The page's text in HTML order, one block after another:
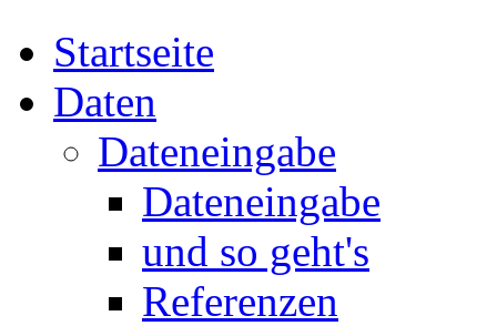
Startseite
Daten
Dateneingabe
Dateneingabe
und so geht's
Referenzen